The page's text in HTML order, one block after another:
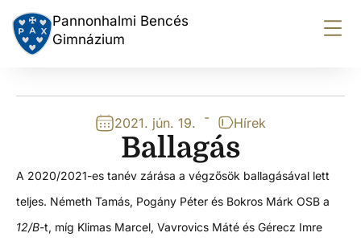
Pannonhalmi Bencés
Gimnázium
2021. jún. 19. - Hírek
Ballagás
A 2020/2021-es tanév zárása a végzősök ballagásával lett
teljes. Németh Tamás, Pogány Péter és Bokros Márk OSB a
12/B-t, míg Klimas Marcel, Vavrovics Máté és Gérecz Imre